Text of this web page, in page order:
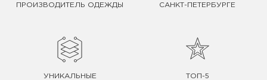
ПРОИЗВОДИТЕЛЬ ОДЕЖДЫ
САНКТ-ПЕТЕРБУРГЕ
УНИКАЛЬНЫЕ
ТОП-5